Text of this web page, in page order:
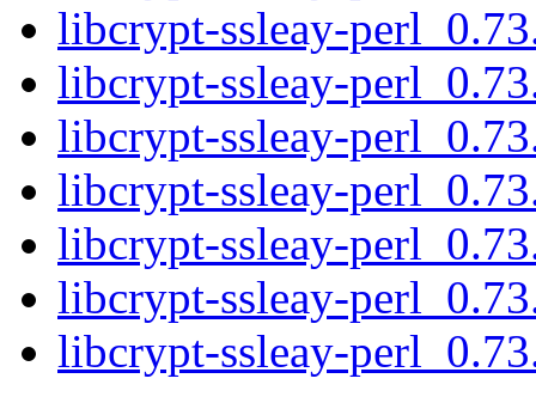
libcrypt-ssleay-
libcrypt-ssleay-
libcrypt-ssleay-
libcrypt-ssleay-
libcrypt-ssleay-
libcrypt-ssleay-
libcrypt-ssleay-